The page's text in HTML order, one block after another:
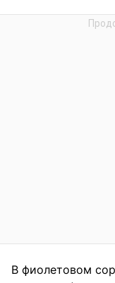
В фиолетовом